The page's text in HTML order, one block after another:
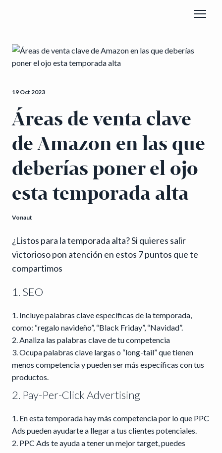
19 Oct 2023
Áreas de venta clave
de Amazon en las que
deberías poner el ojo
esta temporada alta
Vonaut
¿Listos para la temporada alta? Si quieres salir
victorioso pon atención en estos 7 puntos que te
compartimos
1. SEO
Incluye palabras clave específicas de la temporada,
como: “regalo navideño”, “Black Friday”, “Navidad”.
Analiza las palabras clave de tu competencia
Ocupa palabras clave largas o “long-tail” que tienen
menos competencia y pueden ser más específicas con tus
productos.
2. Pay-Per-Click Advertising
En esta temporada hay más competencia por lo que PPC
Ads pueden ayudarte a llegar a tus clientes potenciales.
PPC Ads te ayuda a tener un mejor target, puedes